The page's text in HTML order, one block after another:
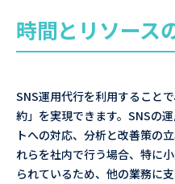
時間とリソース
SNS運用代行を利用すること
約」を実現できます。SNSの
トへの対応、分析と改善策の
れらを社内で行う場合、特に
られているため、他の業務に